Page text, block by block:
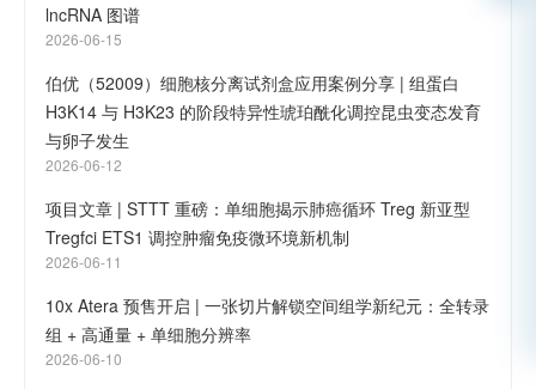
lncRNA 图谱
2026-06-15
伯优（52009）细胞核分离试剂盒应用案例分享 | 组蛋白
H3K14 与 H3K23 的阶段特异性琥珀酰化调控昆虫变态发育
与卵子发生
2026-06-12
项目文章 | STTT 重磅：单细胞揭示肺癌循环 Treg 新亚型
Tregfci ETS1 调控肿瘤免疫微环境新机制
2026-06-11
10x Atera 预售开启 | 一张切片解锁空间组学新纪元：全转录
组 + 高通量 + 单细胞分辨率
2026-06-10